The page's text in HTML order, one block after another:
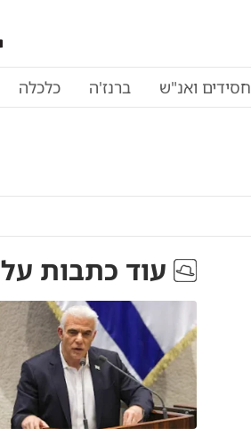
חסידים ואנ"ש ברנז'ה כלכלה
עוד כתבות על